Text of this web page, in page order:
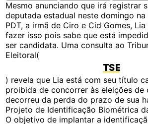
Mesmo anunciando que irá registrar
deputada estadual neste domingo
PDT, a irmã de Ciro e Cid Gomes,
fazer isso pois sabe que está
ser candidata. Uma consulta ao
Eleitoral(
TSE
) revela que Lia está com seu título
proibida de concorrer às eleições de
decorreu da perda do prazo de sua
Projeto de Identificação Biométrica
O objetivo de implantar a